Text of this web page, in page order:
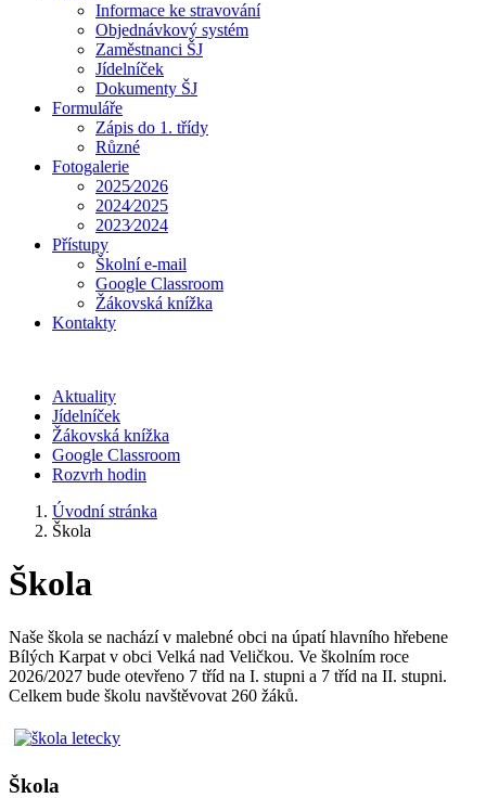
Informace ke stravování
Objednávkový systém
Zaměstnanci ŠJ
Jídelníček
Dokumenty ŠJ
Formuláře
Zápis do 1. třídy
Různé
Fotogalerie
2025⁄2026
2024⁄2025
2023⁄2024
Přístupy
Školní e-mail
Google Classroom
Žákovská knížka
Kontakty
Aktuality
Jídelníček
Žákovská knížka
Google Classroom
Rozvrh hodin
Úvodní stránka
Škola
Škola
Naše škola se nachází v malebné obci na úpatí hlavního hřebene
Bílých Karpat v obci Velká nad Veličkou. Ve školním roce
2026/2027 bude otevřeno 7 tříd na I. stupni a 7 tříd na II. stupni.
Celkem bude školu navštěvovat 260 žáků.
Škola